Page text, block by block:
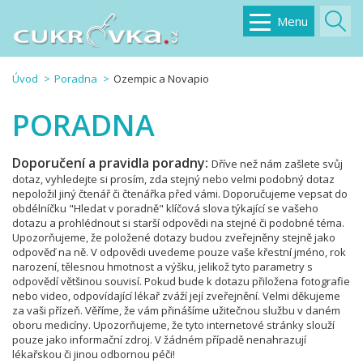
Menu
Úvod Poradna Ozempic a Novapio
PORADNA
Doporučení a pravidla poradny: Dříve než nám zašlete svůj
dotaz, vyhledejte si prosím, zda stejný nebo velmi podobný dotaz
nepoložil jiný čtenář či čtenářka před vámi. Doporučujeme vepsat do
obdélníčku "Hledat v poradně" klíčová slova týkající se vašeho
dotazu a prohlédnout si starší odpovědi na stejné či podobné téma.
Upozorňujeme, že položené dotazy budou zveřejněny stejně jako
odpověď na ně. V odpovědi uvedeme pouze vaše křestní jméno, rok
narození, tělesnou hmotnost a výšku, jelikož tyto parametry s
odpovědí většinou souvisí. Pokud bude k dotazu přiložena fotografie
nebo video, odpovídající lékař zváží její zveřejnění. Velmi děkujeme
za vaši přízeň. Věříme, že vám přinášíme užitečnou službu v daném
oboru medicíny. Upozorňujeme, že tyto internetové stránky slouží
pouze jako informační zdroj. V žádném případě nenahrazují
lékařskou či jinou odbornou péči!